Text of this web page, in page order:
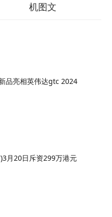
机图文
品亮相英伟达gtc 2024
月20日斥资299万港元